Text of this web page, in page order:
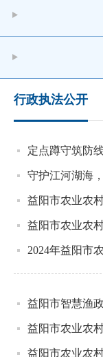
行政执法公开
定点蹲守筑防
益阳市农业农